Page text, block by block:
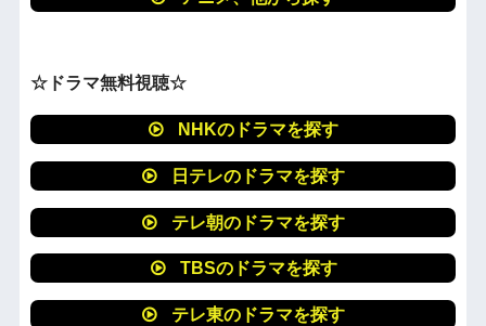
☆ドラマ無料視聴☆
NHKのドラマを探す
日テレのドラマを探す
テレ朝のドラマを探す
TBSのドラマを探す
テレ東のドラマを探す